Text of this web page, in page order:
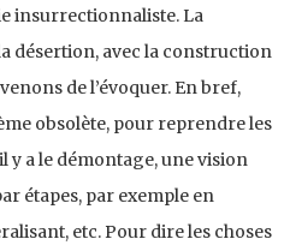
insurrectionnaliste. La
désertion, avec la construction
de l’évoquer. En bref,
obsolète, pour reprendre les
y a le démontage, une vision
étapes, par exemple en
etc. Pour dire les choses